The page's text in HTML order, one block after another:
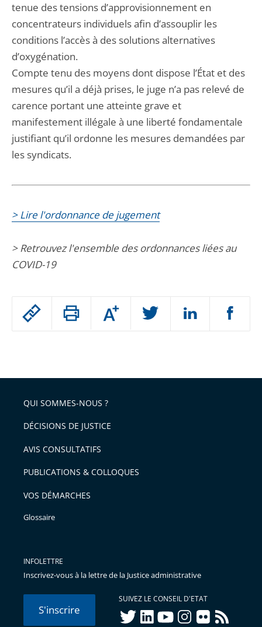
Passer
arriver
après
Augmenter
ou
l'article
pour
avant
tenue des tensions d’approvisionnement en
concentrateurs individuels afin d’assouplir les
conditions l’accès à des solutions alternatives
d’oxygénation.
Compte tenu des moyens dont dispose l’État et des
mesures qu’il a déjà prises, le juge n’a pas relevé de
carence portant une atteinte grave et
manifestement illégale à une liberté fondamentale
justifiant qu’il ordonne les mesures demandées par
les syndicats.
> Lire l'ordonnance de jugement
> Retrouvez l'ensemble des ordonnances liées au
COVID-19
QUI SOMMES-NOUS ?
DÉCISIONS DE JUSTICE
AVIS CONSULTATIFS
PUBLICATIONS & COLLOQUES
VOS DÉMARCHES
Glossaire
INFOLETTRE
Inscrivez-vous à la lettre de la Justice administrative
S'inscrire
SUIVEZ LE CONSEIL D'ETAT
twitterlinkedInyoutubeinstagram
flickr rss